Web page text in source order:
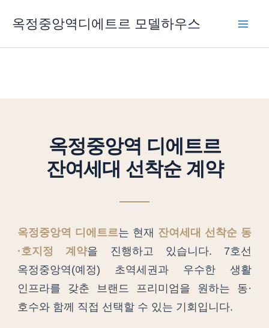
옥정중앙역디에트르 모델하우스
옥정중앙역 디에트르
잔여세대 선착순 계약
옥정중앙역 디에트르는 현재 잔여세대 선착순 동
·호지정 계약을 진행하고 있습니다. 7호선
옥정중앙역(예정) 초역세권과 우수한 생활
인프라를 갖춘 브랜드 프리미엄을 원하는 동·
호수와 함께 직접 선택할 수 있는 기회입니다.